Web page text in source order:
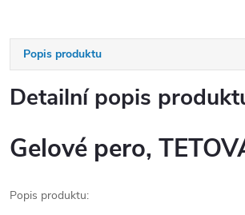
Popis produktu
Detailní popis
Gelové pero,
Popis produktu: